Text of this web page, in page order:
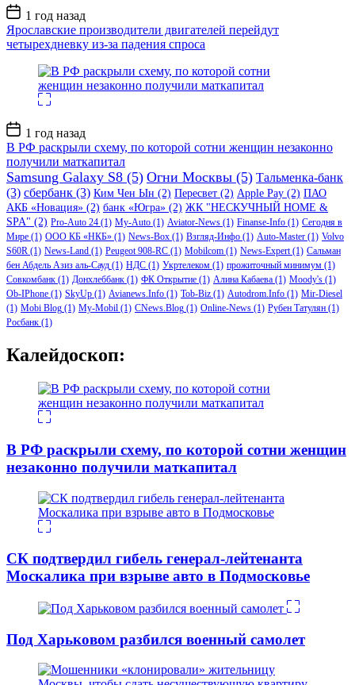
Дата
записи
1 год назад
Ярославские производители двигателей перейдут
четырехдневку из-за падения спроса
Дата
записи
1 год назад
В РФ раскрыли схему, по которой сотни женщин незаконно
получили маткапитал
Samsung Galaxy S8 (5) Огни Москвы (5) Тальменка-банк
(3) сбербанк (3) Ким Чен Ын (2) Пересвет (2) Apple Pay (2) ПАО
АКБ «Новация» (2) банк «Югра» (2) ЖК "НЕСКУЧНЫЙ HOME &
SPA" (2) Pro-Auto 24 (1) My-Auto (1) Aviator-News (1) Finanse-Info (1) Сегодня в
Мире (1) ООО КБ «НКБ» (1) News-Box (1) Взгляд-Инфо (1) Auto-Master (1) Volvo
S60R (1) News-Land (1) Peugeot 908-RC (1) Mobilcom (1) News-Expert(1) Сальман
бен Абдель Азиз аль-Сауд (1) НДС (1) Укртелеком (1) прожиточный минимум (1)
Совкомбанк (1) Донхлеббанк (1) ФК Открытие (1) Алина Кабаева (1) Moody's (1)
Ob-IPhone (1) SkyUp (1) Avianews.Info (1) Tob-Biz (1) Autodrom.Info (1) Mir-Diesel
(1) Mobi Blog (1) My-Mobil (1) CNews.Blog (1) Online-News (1) Рубен Татулян (1)
Росбанк (1)
Калейдоскоп:
В РФ раскрыли схему, по которой сотни женщин
незаконно получили маткапитал
СК подтвердил гибель генерал-лейтенанта
Москалика при взрыве авто в Подмосковье
Под Харьковом разбился военный самолет